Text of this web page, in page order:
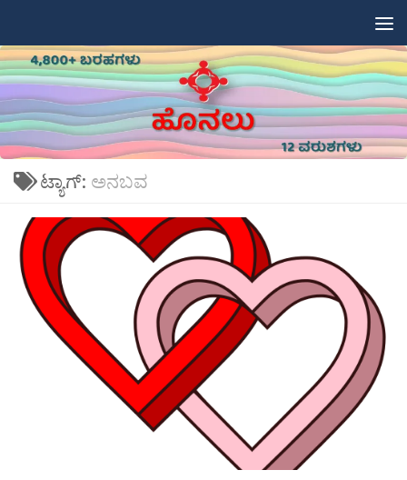
ಟ್ಯಾಗ್: ಅನಬವ